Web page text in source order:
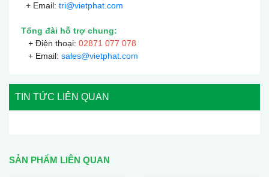
+ Email: tri@vietphat.com
Tổng đài hỗ trợ chung:
+ Điện thoại: 02871 077 078
+ Email: sales@vietphat.com
TIN TỨC LIÊN QUAN
SẢN PHẨM LIÊN QUAN